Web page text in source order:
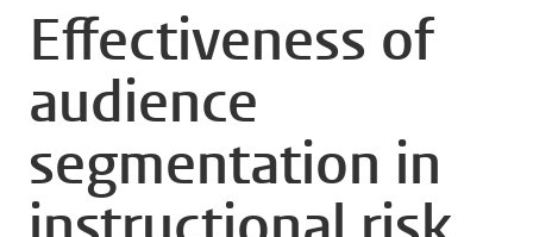
Effectiveness of
audience
segmentation in